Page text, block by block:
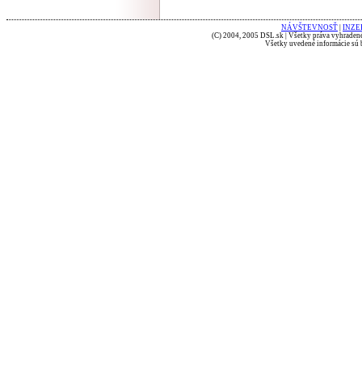
NÁVŠTEVNOSŤ
(C) 2004, 2005 DSL.sk | Všetky práva
Všetky uvedené informácie sú